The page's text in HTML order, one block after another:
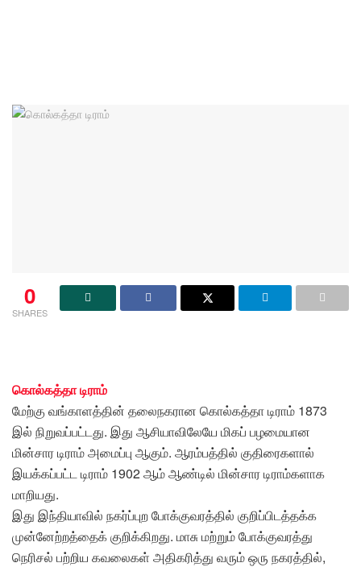
0
SHARES
கொல்கத்தா டிராம்
மேற்கு வங்காளத்தின் தலைநகரான கொல்கத்தா டிராம் 1873
இல் நிறுவப்பட்டது. இது ஆசியாவிலேயே மிகப் பழமையான
மின்சார டிராம் அமைப்பு ஆகும். ஆரம்பத்தில் குதிரைகளால்
இயக்கப்பட்ட டிராம் 1902 ஆம் ஆண்டில் மின்சார டிராம்களாக
மாறியது.
இது இந்தியாவில் நகர்ப்புற போக்குவரத்தில் குறிப்பிடத்தக்க
முன்னேற்றத்தைக் குறிக்கிறது. மாசு மற்றும் போக்குவரத்து
நெரிசல் பற்றிய கவலைகள் அதிகரித்து வரும் ஒரு நகரத்தில்,